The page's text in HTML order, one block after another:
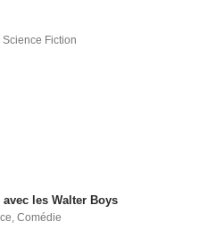
Science Fiction
avec les Walter Boys
,Comédie